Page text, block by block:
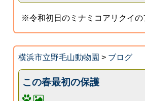
※令和初日のミナミコアリクイの
横浜市立野毛山動物園 > ブログ
この春最初の保護